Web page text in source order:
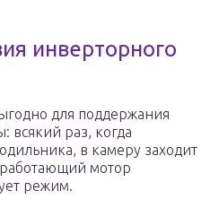
инверторного
для поддержания
всякий раз, когда
в камеру заходит
мотор
режим.